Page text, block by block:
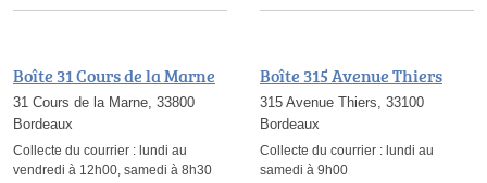
Boîte 31 Cours de la Marne
31 Cours de la Marne, 33800
Bordeaux
Collecte du courrier : lundi au
vendredi à 12h00, samedi à 8h30
Boîte 315 Avenue Thiers
315 Avenue Thiers, 33100
Bordeaux
Collecte du courrier : lundi au
samedi à 9h00